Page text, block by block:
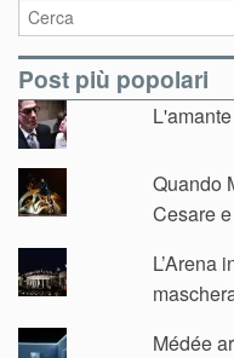
Post più popolari
Quando
Cesare
L’Arena
Médée